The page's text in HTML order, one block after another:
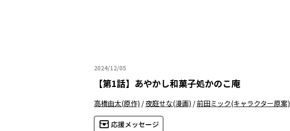
2024/12/05
2024年12月05日
【第1話】 あやかし和菓子処かのこ庵
高橋由太(原作) /夜庭せな(漫画) /前田ミック(キャラクター原案)
応援メッセージ